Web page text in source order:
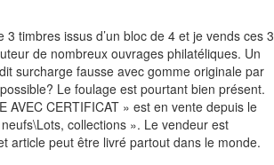
timbres issus d’un bloc de 4 et je vends ces 3
de nombreux ouvrages philatéliques. Un
surcharge fausse avec gomme originale par
Le foulage est pourtant bien présent.
AVEC CERTIFICAT » est en vente depuis le
collections ». Le vendeur est
article peut être livré partout dans le monde.